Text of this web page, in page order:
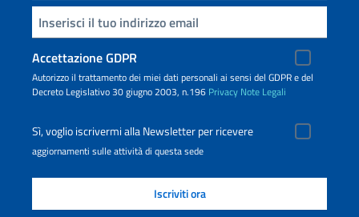
Inserisci la tua email
Accettazione GDPR
Autorizzo il trattamento dei miei dati personali ai sensi del GDPR e del
Decreto Legislativo 30 giugno 2003, n.196 Privacy Note Legali
Sì, voglio iscrivermi alla Newsletter per ricevere
aggiornamenti sulle attività di questa sede